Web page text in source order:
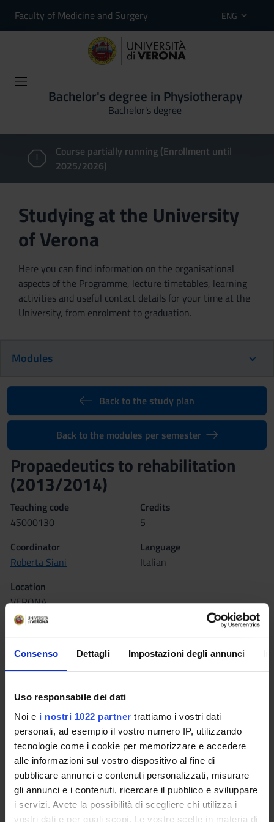
Consenso Dettagli Impostazioni degli annunci
Uso responsabile dei dati
Noi e i nostri 1022 partner trattiamo i vostri dati
personali, ad esempio il vostro numero IP, utilizzando
tecnologie come i cookie per memorizzare e accedere
alle informazioni sul vostro dispositivo al fine di
pubblicare annunci e contenuti personalizzati, misurare
gli annunci e i contenuti, ricercare il pubblico e sviluppare
i servizi. Avete la possibilità di scegliere chi utilizza i
vostri dati e per quali scopi. Le vostre scelte in materia di
Faculty of Medicine and Surgery ENG
Bachelor's degree in Physiotherapy
Bachelor's degree
Course partially running (Enrollment until
2025/2026)
Studying at the University
of Verona
Here you can find information on the organisational
aspects of the Programme, lecture timetables, learning
activities and useful contact details for your time at the
University, from enrolment to graduation.
Modules
Back to the study plan
Back to the modules per semester
Propaedeutics to rehabilitation
(2013/2014)
Teaching code
4S000130
Credits
5
Coordinator
Roberta Siani
Language
Italian
Location
VERONA
Seminars 0
The teaching is organized as follows:
METODOLOGIA DELLA
FORMAZIONE
Credits
2
Period
LEZIONI 1^ ANNO - 2^ SEMESTRE